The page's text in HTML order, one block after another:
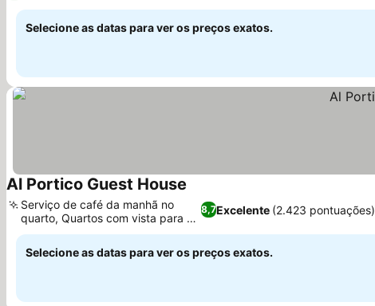
Selecione as datas para ver os preços exatos.
Al Portico Guest House
8,7Excelente (2.423 pontuações)
Serviço de café da manhã no
quarto, Quartos com vista para o
canal
Selecione as datas para ver os preços exatos.